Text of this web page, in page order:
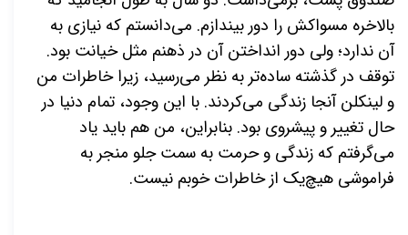
بالاخره مسواکش را دور بیندازم. می‌دانستم که نیازی به
آن ندارد؛ ولی دور انداختن آن در ذهنم مثل خیانت بود.
توقف در گذشته ساده‌‌تر به نظر می‌رسید، زیرا خاطرات من
و لینکلن آنجا زندگی می‌کردند. با این وجود، تمام دنیا در
حال تغییر و پیشروی بود. بنابراین، من هم باید یاد
می‌گرفتم که زندگی و حرمت به سمت جلو منجر به
فراموشی هیچ‌یک از خاطرات خوبم نیست.